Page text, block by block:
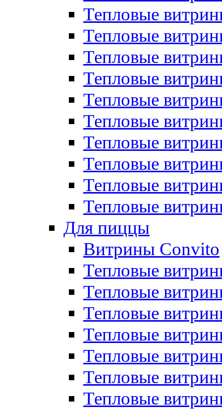
Тепловые
Тепловые
Тепловые
Тепловые
Тепловые
Тепловые
Тепловые
Тепловые
Тепловые
Тепловые
Для пиццы
Витрины Convito
Тепловые
Тепловые
Тепловые
Тепловые
Тепловые
Тепловые
Тепловые